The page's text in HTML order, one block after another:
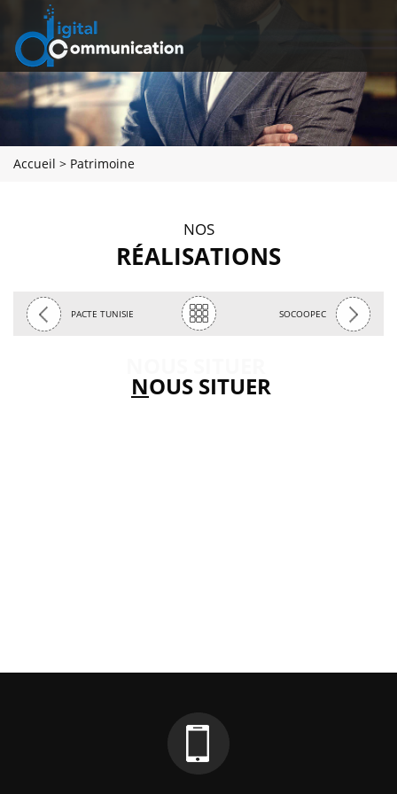
Accueil > Patrimoine
NOS
RÉALISATIONS
PACTE TUNISIE retour
« SOCOOPEC
NOUS SITUER